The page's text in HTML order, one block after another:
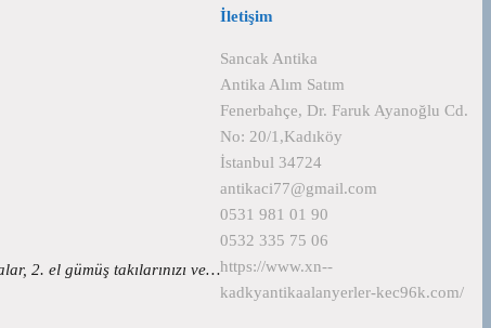
2. el gümüş takılarınızı ve…
İletişim
Sancak Antika
Antika Alım Satım
Fenerbahçe, Dr. Faruk Ayanoğlu Cd.
No: 20/1,Kadıköy
İstanbul 34724
antikaci77@gmail.com
0531 981 01 90
0532 335 75 06
https://www.xn--
kadkyantikaalanyerler-kec96k.com/